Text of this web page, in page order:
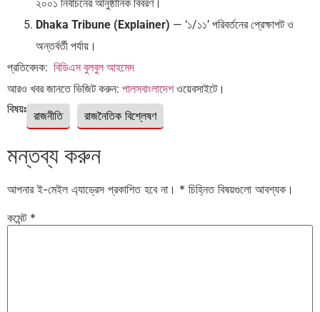
২০০১ নির্বাচনের আনুষ্ঠানিক বিবরণ।
Dhaka Tribune (Explainer) — ‘১/১১’ পরিবর্তনের প্রেক্ষাপট ও
অন্তর্বর্তী পর্যায়।
প্রতিবেদক: বিডিএস বুলবুল আহমেদ
আরও খবর জানতে ভিজিট করুন: পালসবাংলাদেশওয়েবসাইটে।
বিষয়ঃ রাজনীতি রাজনৈতিক বিশ্লেষণ
মন্তব্য করুন
আপনার ই-মেইল এ্যাড্রেস প্রকাশিত হবে না। * চিহ্নিত বিষয়গুলো আবশ্যক।
কমেন্ট *